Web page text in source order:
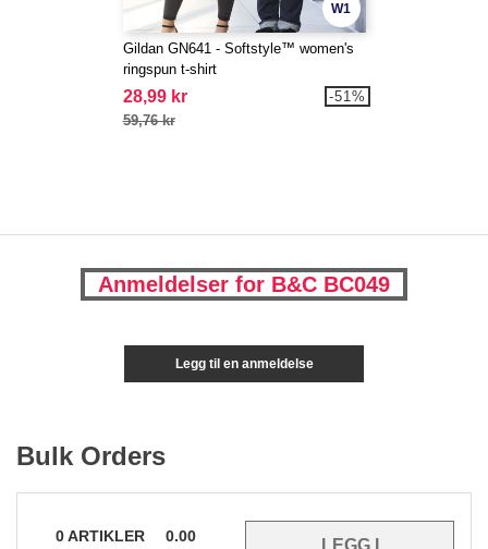
W1
Gildan GN641 - Softstyle™ women's
ringspun t-shirt
28,99 kr
59,76 kr
-51%
Anmeldelser for B&C BC049
Legg til en anmeldelse
Bulk Orders
0ARTIKLER
0.00